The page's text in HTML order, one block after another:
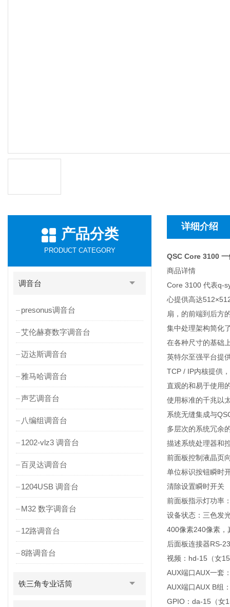
产品分类
PRODUCT CATEGORY
调音台
presonus调音台
艾伦赫赛数字调音台
迈达斯调音台
雅马哈调音台
声艺调音台
八编组调音台
1202-vlz3 调音台
百灵达调音台
1204USB 调音台
M32 数字调音台
12路调音台
8路调音台
铁三角专业话筒
详细介绍
QSC Core 3100
商品详情
Core 3100 代表q-
心提供高达
扇，的前端到后方
集中处理架构简化
在各种尺寸的基础
英特尔至强平台提
TCP / IP内核提供
直观的和易于使用
使用标准的千兆以
系统无缝集成与
多层次的系统冗余
描述系统处理器和
前面板控制液晶页
单位标识按钮瞬时
清除设置瞬时开关
前面板指示灯功率
设备状态：三色发
400像素240像素，
后面板连接器RS-
视频：hd-15（女
AUX端口AUX一套
AUX端口AUX B组
GPIO：da-15（女